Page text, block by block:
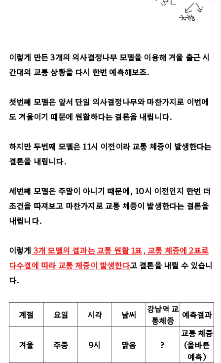
이렇게 만든 3개의 의사결정나무 모델을 이용해 겨울 출근 시
간대의 교통 상황을 다시 한번 예측해보죠.
첫번째 모델은 앞서 단일 의사결정나무와 마찬가지로 이번에
도 겨울이기 때문에 원활하다는 결론을 내립니다.
하지만 두번째 모델은 11시 이전이라 교통 체증이 발생한다는
결론을 내립니다.
세번째 모델은 주말이 아니기 때문에, 10시 이전인지 한번 더
조건을 따져보고 마찬가지로 교통 체증이 발생한다는 결론을
내립니다.
이렇게 3개 모델의 결과는 교통 원활 1표, 교통 체증에 2표로
다수결에 따라 교통 체증이 발생한다고 결론을 내릴 수 있습니
다.
계절 요일 시각 날씨
강남역 교
통체증
예측결과
겨울 주중 9시 맑음 ?
교통 체증
(올바른
예측)